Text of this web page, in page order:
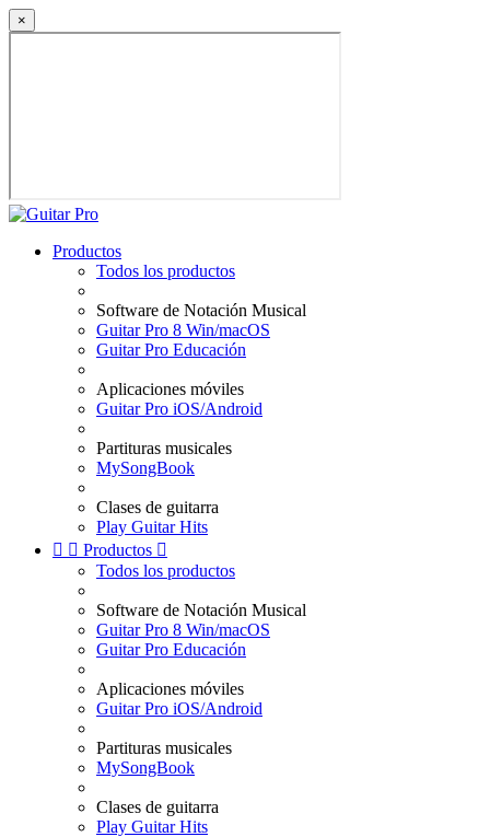
×
Productos
Todos los productos
Software de Notación Musical
Guitar Pro 8 Win/macOS
Guitar Pro Educación
Aplicaciones móviles
Guitar Pro iOS/Android
Partituras musicales
MySongBook
Clases de guitarra
Play Guitar Hits
  Productos 
Todos los productos
Software de Notación Musical
Guitar Pro 8 Win/macOS
Guitar Pro Educación
Aplicaciones móviles
Guitar Pro iOS/Android
Partituras musicales
MySongBook
Clases de guitarra
Play Guitar Hits